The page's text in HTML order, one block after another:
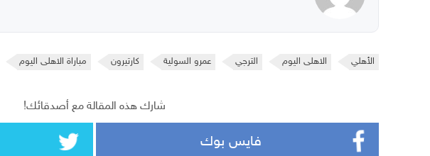
الأهلي الاهلى اليوم الترجي عمرو السولية كارتيرون مباراة الاهلى اليوم
شارك هذه المقالة مع أصدقائك!
فايس بوك